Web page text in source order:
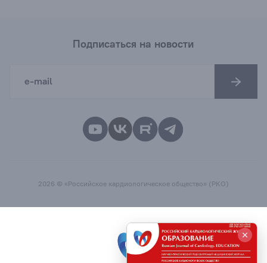
Подписаться на новости
2026 © «Российское кардиологическое общество» (РКО)